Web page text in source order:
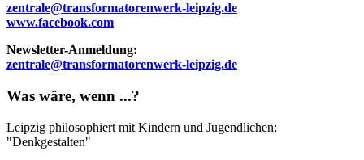
zentrale@transformatorenwerk-leipzig.de
www.facebook.com
Newsletter-Anmeldung:
zentrale@transformatorenwerk-leipzig.de
Was wäre, wenn ...?
Leipzig philosophiert mit Kindern und Jugendlichen:
"Denkgestalten"